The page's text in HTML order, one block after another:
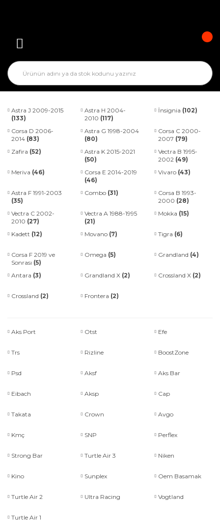
Astra J 2009-2015
(133)
Astra H 2004-
2010 (117)
İnsignia (102)
Corsa D 2006-
2014 (83)
Astra G 1998-2004
(80)
Corsa C 2000-
2007 (79)
Zafira (52)
Astra K 2015-2021
(50)
Vectra B 1995-
2002 (49)
Meriva (46)
Corsa E 2014-2019
(46)
Vivaro (43)
Astra F 1991-2003
(35)
Combo (31)
Corsa B 1993-
2000 (28)
Vectra C 2002-
2010 (27)
Vectra A 1988-1995
(21)
Mokka (15)
Kadett (12) Movano (7) Tigra (6)
Corsa F 2019 ve
Sonrası (5)
Omega (5) Grandland (4)
Antara (3) Grandland X (2) Crossland X (2)
Crossland (2) Frontera (2)
Aks Port Otst Efe
Trs Rizline BoostZone
Psd Aksf Aks Bar
Eibach Aksp Cap
Takata Crown Avgo
Kmç SNP Perflex
Strong Bar Turtle Air 3 Niken
Kino Sunplex Oem Basamak
Turtle Air 2 Ultra Racing Vogtland
Turtle Air 1